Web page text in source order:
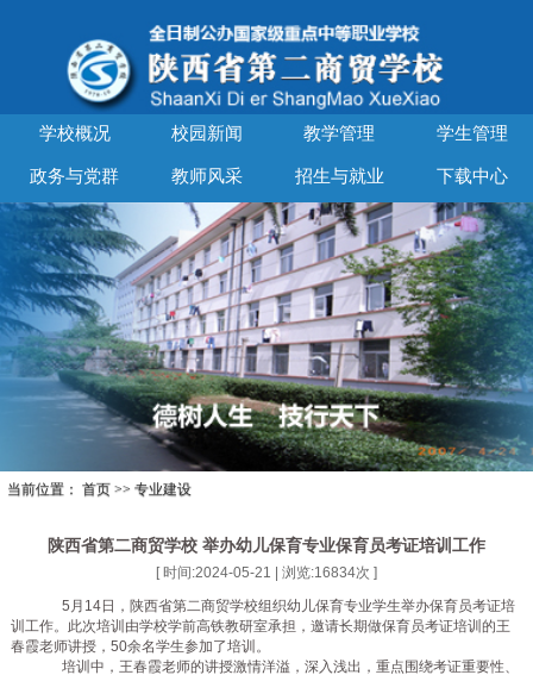
学校概况 校园新闻 教学管理 学生管理
政务与党群 教师风采 招生与就业 下载中心
当前位置： 首页 >> 专业建设
陕西省第二商贸学校 举办幼儿保育专业保育员考证培训工作
[ 时间:2024-05-21 | 浏览:16834次 ]
5月14日，陕西省第二商贸学校组织幼儿保育专业学生举办保育员考证培
训工作。此次培训由学校学前高铁教研室承担，邀请长期做保育员考证培训的王
春霞老师讲授，50余名学生参加了培训。
培训中，王春霞老师的讲授激情洋溢，深入浅出，重点围绕考证重要性、